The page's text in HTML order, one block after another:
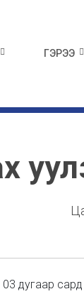
ГЭРЭЭ
03 дугаар